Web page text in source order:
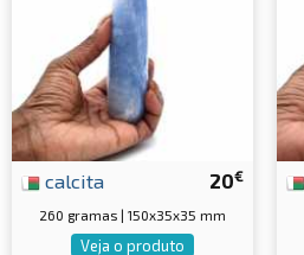
20€
calcita
260 gramas | 150x35x35 mm
Veja o produto